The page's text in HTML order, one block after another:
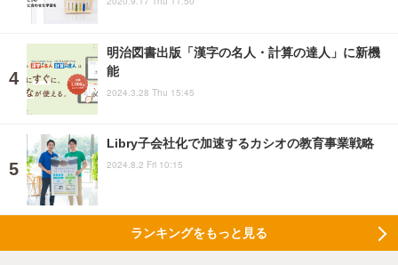
明治図書出版「漢字の名人・計算の達人」に新機
能
2024.3.28 Thu 15:45
Libry子会社化で加速するカシオの教育事業戦略
2024.8.2 Fri 10:15
ランキングをもっと見る